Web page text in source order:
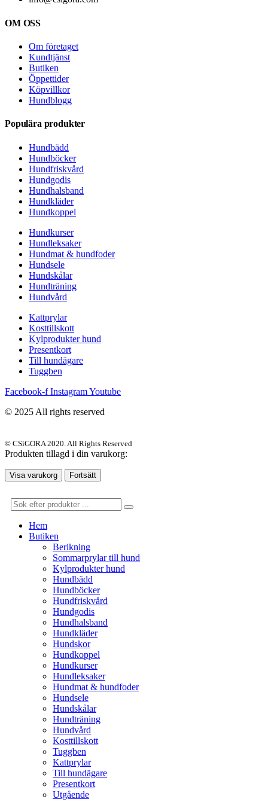
OM OSS
Om företaget
Kundtjänst
Butiken
Öppettider
Köpvillkor
Hundblogg
Populära produkter
Hundbädd
Hundböcker
Hundfriskvård
Hundgodis
Hundhalsband
Hundkläder
Hundkoppel
Hundkurser
Hundleksaker
Hundmat & hundfoder
Hundsele
Hundskålar
Hundträning
Hundvård
Kattprylar
Kosttillskott
Kylprodukter hund
Presentkort
Till hundägare
Tuggben
Facebook-f InstagramYoutube
© 2025 All rights reserved
© CSiGORA 2020. All Rights Reserved
Produkten tillagd i din varukorg:
Visa varukorg Fortsätt
Hem
Butiken
Berikning
Sommarprylar till hund
Kylprodukter hund
Hundbädd
Hundböcker
Hundfriskvård
Hundgodis
Hundhalsband
Hundkläder
Hundskor
Hundkoppel
Hundkurser
Hundleksaker
Hundmat & hundfoder
Hundsele
Hundskålar
Hundträning
Hundvård
Kosttillskott
Tuggben
Kattprylar
Till hundägare
Presentkort
Utgående